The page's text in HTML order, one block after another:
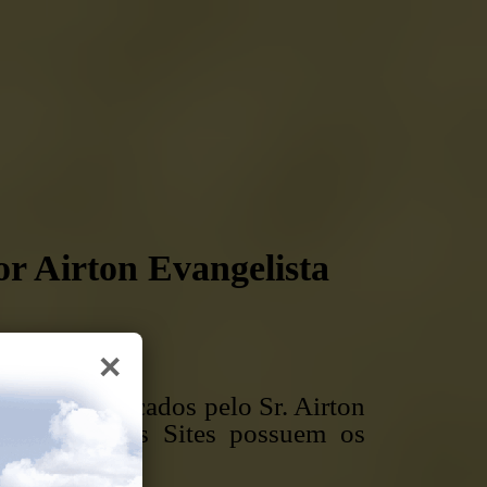
Airton Evangelista
publicados pelo Sr. Airton
(CE), cujos Sites possuem os
×